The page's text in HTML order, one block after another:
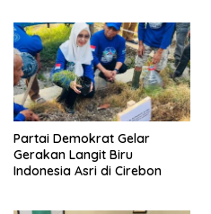
Partai Demokrat Gelar
Gerakan Langit Biru
Indonesia Asri di Cirebon